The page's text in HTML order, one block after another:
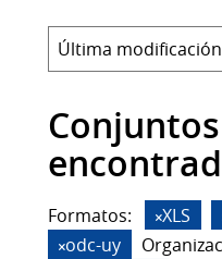
Formatos: XLS
odc-uy